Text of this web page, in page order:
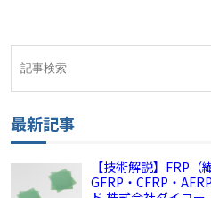
最新記事
【技術解説】FRP
GFRP・CFRP・